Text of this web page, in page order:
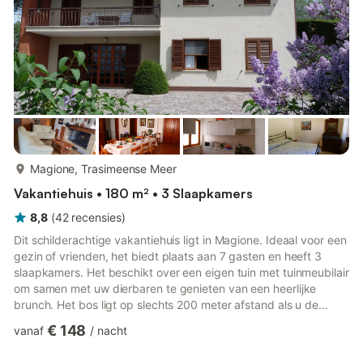
Magione, Trasimeense Meer
Vakantiehuis • 180 m² • 3 Slaapkamers
8,8 (42 recensies)
Dit schilderachtige vakantiehuis ligt in Magione. Ideaal voor een
gezin of vrienden, het biedt plaats aan 7 gasten en heeft 3
slaapkamers. Het beschikt over een eigen tuin met tuinmeubilair
om samen met uw dierbaren te genieten van een heerlijke
brunch. Het bos ligt op slechts 200 meter afstand als u de
supermarkten liggen op 2 km afstand. U kunt uit eten gaan in
vanaf € 148 / nacht